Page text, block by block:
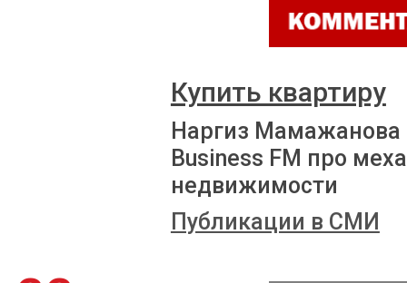
Купить квартиру
Наргиз Мамажанова
Business FM про
недвижимости
Публикации в СМИ